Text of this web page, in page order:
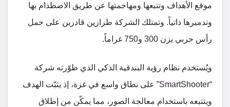
موقع الأهداف وتتبعها ومهاجمتها عن طريق الاصطدام بها
وتدميرها ذاتياً. وتمتلك الشركة طرازين قادرين على حمل
رأس حربي يزن 300 و750 غراماً.
ويُستخدم نظام رؤية البندقية الذكي الذي طوّرته شركة
“SmartShooter” على نطاق واسع في غزة، إذ يثبّت الهدف
ويتتبعه باستخدام معالجة الصور، مما يمكّن من إطلاق